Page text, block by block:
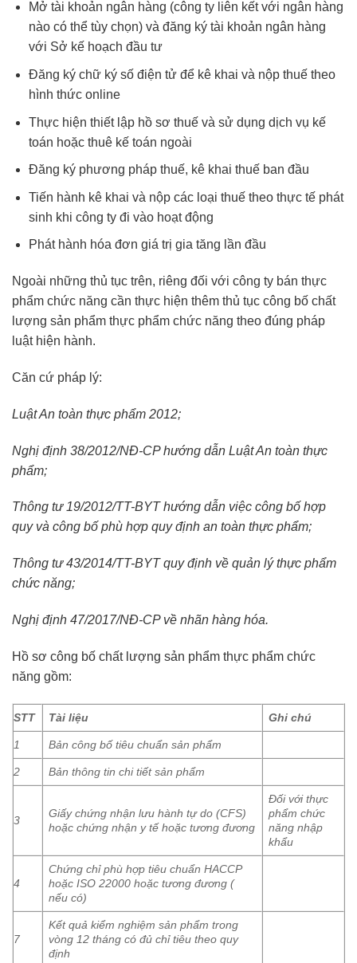
Mở tài khoản ngân hàng (công ty liên kết với ngân hàng
nào có thể tùy chọn) và đăng ký tài khoản ngân hàng
với Sở kế hoạch đầu tư
Đăng ký chữ ký số điện tử để kê khai và nộp thuế theo
hình thức online
Thực hiện thiết lập hồ sơ thuế và sử dụng dịch vụ kế
toán hoặc thuê kế toán ngoài
Đăng ký phương pháp thuế, kê khai thuế ban đầu
Tiến hành kê khai và nộp các loại thuế theo thực tế phát
sinh khi công ty đi vào hoạt động
Phát hành hóa đơn giá trị gia tăng lần đầu
Ngoài những thủ tục trên, riêng đối với công ty bán thực
phẩm chức năng cần thực hiện thêm thủ tục công bố chất
lượng sản phẩm thực phẩm chức năng theo đúng pháp
luật hiện hành.
Căn cứ pháp lý:
Luật An toàn thực phẩm 2012;
Nghị định 38/2012/NĐ-CP hướng dẫn Luật An toàn thực
phẩm;
Thông tư 19/2012/TT-BYT hướng dẫn việc công bố hợp
quy và công bố phù hợp quy định an toàn thực phẩm;
Thông tư 43/2014/TT-BYT quy định về quản lý thực phẩm
chức năng;
Nghị định 47/2017/NĐ-CP về nhãn hàng hóa.
Hồ sơ công bố chất lượng sản phẩm thực phẩm chức
năng gồm:
STT Tài liệu Ghi chú
1 Bản công bố tiêu chuẩn sản phẩm
2 Bản thông tin chi tiết sản phẩm
3
Giấy chứng nhận lưu hành tự do (CFS)
hoặc chứng nhận y tế hoặc tương đương
Đối với thực
phẩm chức
năng nhập
khẩu
4
Chứng chỉ phù hợp tiêu chuẩn HACCP
hoặc ISO 22000 hoặc tương đương (
nếu có)
7
Kết quả kiểm nghiệm sản phẩm trong
vòng 12 tháng có đủ chỉ tiêu theo quy
định